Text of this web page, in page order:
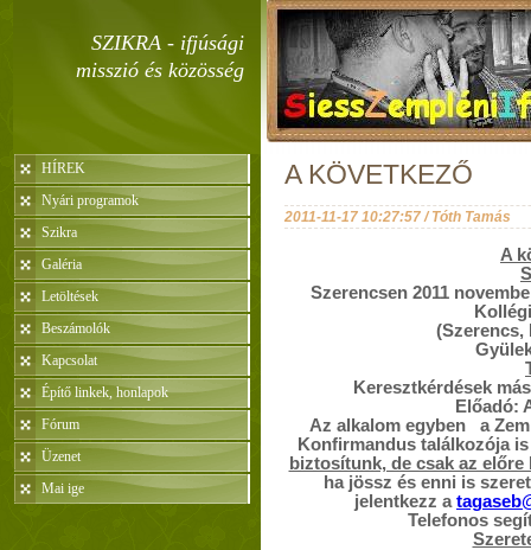
SZIKRA - ifjúsági
misszió és közösség
HÍREK
Nyári programok
Szikra
Galéria
Letöltések
Beszámolók
Kapcsolat
Építő linkek, honlapok
Fórum
Üzenet
Mai ige
A KÖVETKEZŐ
2011-11-17 10:27:57 / Tóth Tamás
A
Szerencsen 2011
(Szerencs,
Keresztkérdések
Előadó:
Az alkalom egyben a
Konfirmandus találkozója
biztosítunk, de csak az
ha jössz és enni is
jelentkezz a
Telefonos